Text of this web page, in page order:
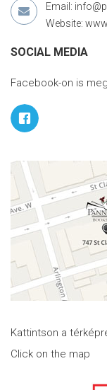
Email:
Website:
SOCIAL MEDIA
Facebook-on is
Kattintson a
Click on the map